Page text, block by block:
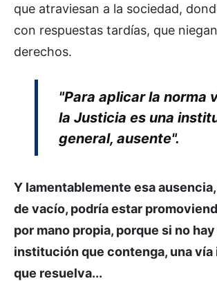
que atraviesan a la sociedad,
con respuestas tardías, que
derechos.
"Para aplicar la norma
la Justicia es una
general, ausente".
Y lamentablemente esa
de vacío, podría estar
por mano propia, porque si no
institución que contenga, una
que resuelva...